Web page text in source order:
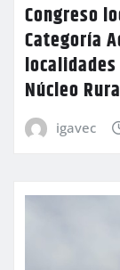
Congreso
Categoría
Núcleo
igavec